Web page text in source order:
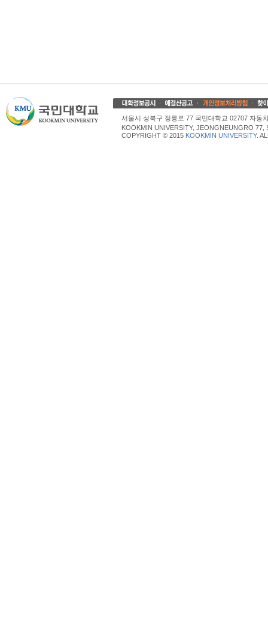
서울시 성북구 정릉로 77 국민대학교 02707 자동
KOOKMIN UNIVERSITY, JEONGNEUNGRO
COPYRIGHT © 2015 KOOKMIN UNIVERSITY.